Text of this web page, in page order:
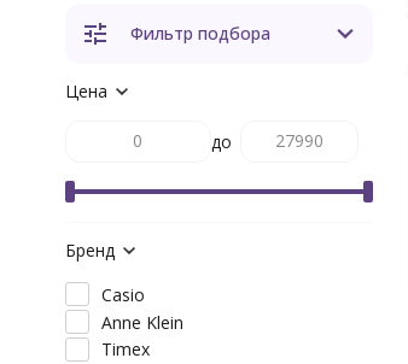
Фильтр подбора
Цена
до
Бренд
Casio
Anne Klein
Timex